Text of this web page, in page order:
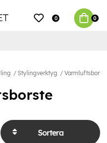
0 0
Stylingverktyg
Sortera